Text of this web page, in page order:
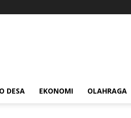
DESA EKONOMI OLAHRAGA